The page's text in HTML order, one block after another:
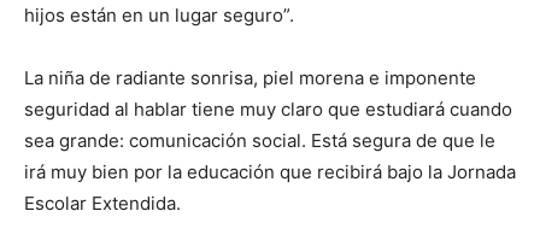
hijos están en un lugar seguro”.
La niña de radiante sonrisa, piel morena e imponente
seguridad al hablar tiene muy claro que estudiará cuando
sea grande: comunicación social. Está segura de que le
irá muy bien por la educación que recibirá bajo la Jornada
Escolar Extendida.